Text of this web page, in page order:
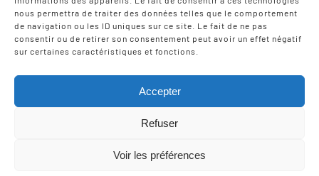
nous permettra de traiter des données telles que le comportement
de navigation ou les ID uniques sur ce site. Le fait de ne pas
consentir ou de retirer son consentement peut avoir un effet négatif
sur certaines caractéristiques et fonctions.
Accepter
Refuser
Voir les préférences
CONTACT
8, Zone Artisanale Martinzaharenia
Tel: +33 9 75 12 97 02
Email:scic-iparla@mediabask.eus
© Copyright 2012 - 2026 | Mentions légales